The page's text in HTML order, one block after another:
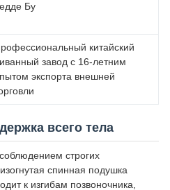
Бу
китайский
завод с 16-летним
экспорта внешней
всего тела
строгих
спинная подушка
к изгибам позвоночника,